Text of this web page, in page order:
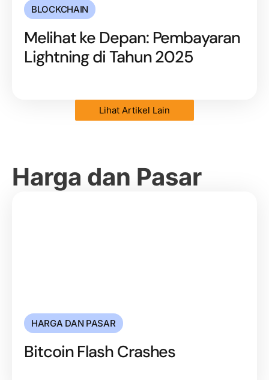
BLOCKCHAIN
Melihat ke Depan: Pembayaran
Lightning di Tahun 2025
Lihat Artikel Lain
Harga dan Pasar
HARGA DAN PASAR
Bitcoin Flash Crashes